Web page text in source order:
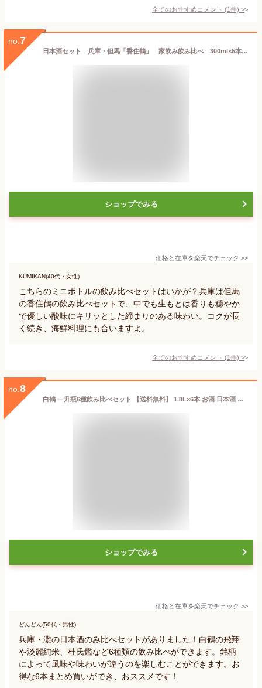
全てのおすすめコメント (1件) >
no. 7
日本酒セット 兵庫・但馬「香住鶴」 家飲み飲み比べ 300ml×5本セット（山廃 吟醸純米／蟹三昧／生もと純米／生もとからくち／但馬の誇り）
ショップでみる
価格と在庫を楽天でチェック >>
KUMIKAN(40代・女性)
こちらのミニボトルの飲み比べセットはいかが？兵庫は但馬
の香住鶴の飲み比べセットで、中でも生もとは香りも穏やか
で優しい酸味にキリッとした締まりのある味わい。コクが長
く続き、海鮮料理にも合いますよ。
全てのおすすめコメント (1件) >
no. 8
白鶴 一升瓶6種飲み比べセット 【送料無料】 1.8L×6本 お酒 日本酒 清酒 灘の酒 熱燗 燗酒 本醸造 純米酒 大吟醸 大容量 一升瓶 まとめ買い 晩酌 いちおし 辛口
ショップでみる
価格と在庫を楽天でチェック >>
どんどん(50代・男性)
兵庫・灘の日本酒のみ比べセットがありました！白鶴の飛翔
や淡麗純米、杜氏鑑など6種類の飲み比べができます。銘柄
によって風味や味わいが違うのを楽しむことができます。お
得な6本まとめ買いができ、おススメです！